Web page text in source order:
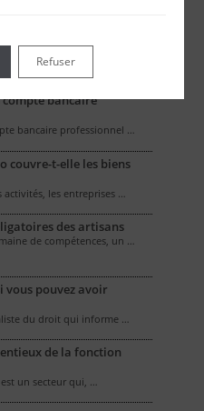
bancaire
bancaire professionnel …
couvre-t-elle les biens
activités, les entreprises …
des artisans
de compétences, un …
vous pouvez avoir
du droit qui informe …
de la fonction
un secteur qui, …
Refuser